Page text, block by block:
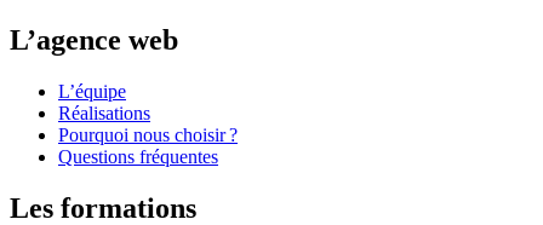
L’agence web
L’équipe
Réalisations
Pourquoi nous choisir ?
Questions fréquentes
Les formations